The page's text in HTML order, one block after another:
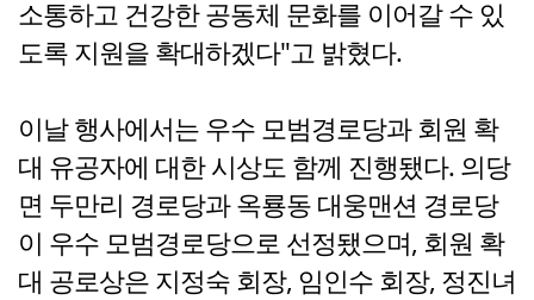
소통하고 건강한 공동체 문화를 이어갈 수 있
도록 지원을 확대하겠다"고 밝혔다.
이날 행사에서는 우수 모범경로당과 회원 확
대 유공자에 대한 시상도 함께 진행됐다. 의당
면 두만리 경로당과 옥룡동 대웅맨션 경로당
이 우수 모범경로당으로 선정됐으며, 회원 확
대 공로상은 지정숙 회장, 임인수 회장, 정진녀